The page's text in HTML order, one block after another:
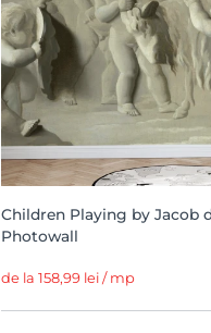
Children Playing by Jacob
Photowall
de la 158,99 lei / mp